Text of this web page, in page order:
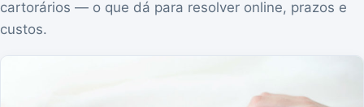
cartorários — o que dá para resolver online, prazos e
custos.